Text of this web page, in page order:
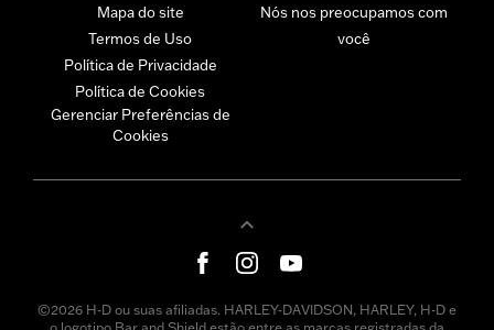
Mapa do site
Termos de Uso
Política de Privacidade
Política de Cookies
Gerenciar Preferências de
Cookies
Nós nos preocupamos com
você
©2026 H-D ou suas afiliadas. HARLEY-DAVIDSON, HARLEY, H-D e